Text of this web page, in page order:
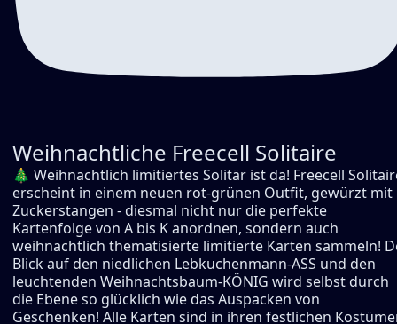
Weihnachtliche Freecell Solitaire
🎄 Weihnachtlich limitiertes Solitär ist da! Freecell
erscheint in einem neuen rot-grünen Outfit, gewürzt mit
Zuckerstangen - diesmal nicht nur die perfekte
Kartenfolge von A bis K anordnen, sondern auch
weihnachtlich thematisierte limitierte Karten sammeln!
Blick auf den niedlichen Lebkuchenmann-ASS und den
leuchtenden Weihnachtsbaum-KÖNIG wird selbst durch
die Ebene so glücklich wie das Auspacken von
Geschenken! Alle Karten sind in ihren festlichen